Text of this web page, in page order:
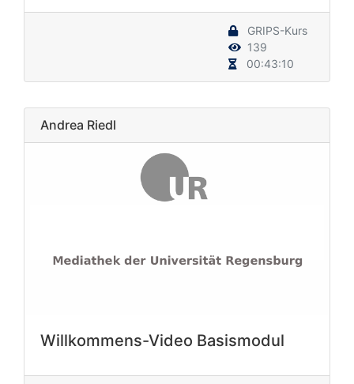
GRIPS-Kurs
139
00:43:10
Andrea Riedl
Willkommens-Video Basismodul